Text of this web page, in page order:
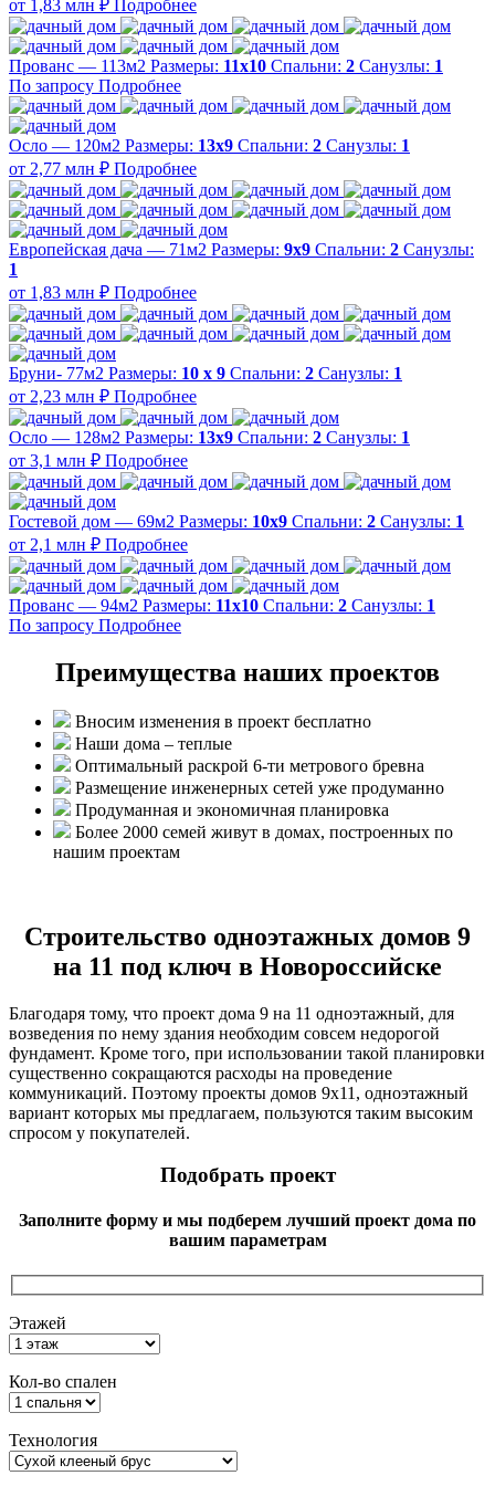
от 1,83 млн ₽ Подробнее
Прованс — 113м2 Размеры: 11х10 Спальни: 2 Санузлы: 1
По запросу Подробнее
Осло — 120м2 Размеры: 13х9 Спальни: 2 Санузлы: 1
от 2,77 млн ₽ Подробнее
Европейская дача — 71м2 Размеры: 9х9 Спальни: 2 Санузлы:
1
от 1,83 млн ₽ Подробнее
Бруни- 77м2 Размеры: 10 х 9 Спальни: 2 Санузлы: 1
от 2,23 млн ₽ Подробнее
Осло — 128м2 Размеры: 13х9 Спальни: 2 Санузлы: 1
от 3,1 млн ₽ Подробнее
Гостевой дом — 69м2 Размеры: 10х9 Спальни: 2 Санузлы: 1
от 2,1 млн ₽ Подробнее
Прованс — 94м2 Размеры: 11х10 Спальни: 2 Санузлы: 1
По запросу Подробнее
Преимущества наших проектов
Вносим изменения в проект бесплатно
Наши дома – теплые
Оптимальный раскрой 6-ти метрового бревна
Размещение инженерных сетей уже продуманно
Продуманная и экономичная планировка
Более 2000 семей живут в домах, построенных по
нашим проектам
Строительство одноэтажных домов 9
на 11 под ключ в Новороссийске
Благодаря тому, что проект дома 9 на 11 одноэтажный, для
возведения по нему здания необходим совсем недорогой
фундамент. Кроме того, при использовании такой планировки
существенно сокращаются расходы на проведение
коммуникаций. Поэтому проекты домов 9х11, одноэтажный
вариант которых мы предлагаем, пользуются таким высоким
спросом у покупателей.
Подобрать проект
Заполните форму и мы подберем лучший проект дома по
вашим параметрам
Этажей
Кол-во спален
Технология